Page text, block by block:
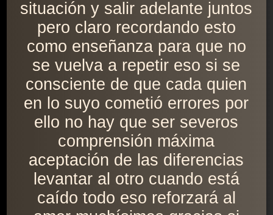
situación y salir adelante juntos
pero claro recordando esto
como enseñanza para que no
se vuelva a repetir eso si se
consciente de que cada quien
en lo suyo cometió errores por
ello no hay que ser severos
comprensión máxima
aceptación de las diferencias
levantar al otro cuando está
caído todo eso reforzará al